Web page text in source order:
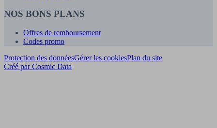
NOS BONS PLANS
Offres de remboursement
Codes promo
Protection des donnéesGérer les cookiesPlan du site
Créé par Cosmic Data